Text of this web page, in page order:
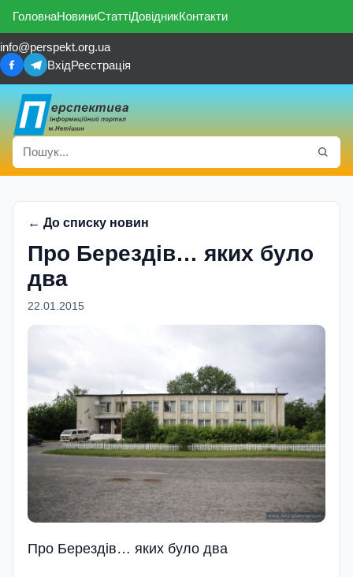
ГоловнаНовиниСтаттіДовідникКонтакти
info@perspekt.org.ua
ВхідРеєстрація
← До списку новин
Про Берездiв… яких було
два
22.01.2015
Про Берездiв… яких було два